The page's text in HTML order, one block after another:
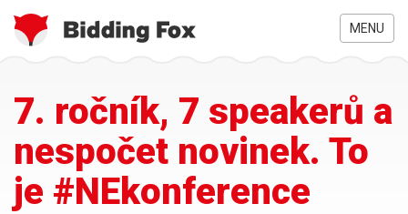
hlavnímu
obsahu
MENU
zde
7. ročník, 7 speakerů a
nespočet novinek. To
je #NEkonference